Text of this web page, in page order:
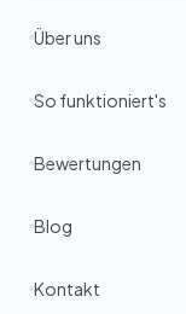
Über uns
So funktioniert's
Bewertungen
Blog
Kontakt